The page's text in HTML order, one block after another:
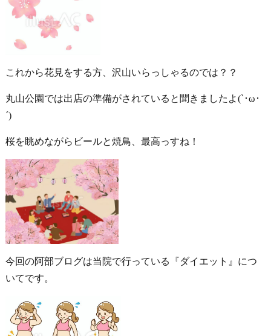
これから花見をする方、沢山いらっしゃるのでは？？
丸山公園では出店の準備がされていると聞きましたよ(`･ω･
´)
桜を眺めながらビールと焼鳥、最高っすね！
今回の阿部ブログは当院で行っている『ダイエット』につ
いてです。